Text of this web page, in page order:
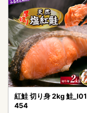
紅鮭 切り身 2kg 鮭
454